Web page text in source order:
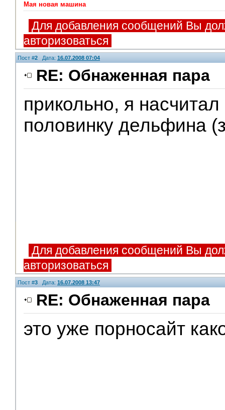
Мая новая машина
Для добавления сообщений Вы
авторизоваться
Пост #2 Дата: 16.07.2008 07:04
RE: Обнаженная пара
прикольно, я
половинку дельфина
Администрация
Для добавления сообщений Вы
авторизоваться
Пост #3 Дата: 16.07.2008 13:47
RE: Обнаженная пара
это уже порносайт